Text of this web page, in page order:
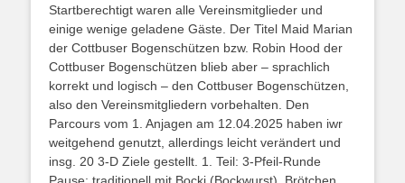
Startberechtigt waren alle Vereinsmitglieder und
einige wenige geladene Gäste. Der Titel Maid Marian
der Cottbuser Bogenschützen bzw. Robin Hood der
Cottbuser Bogenschützen blieb aber – sprachlich
korrekt und logisch – den Cottbuser Bogenschützen,
also den Vereinsmitgliedern vorbehalten. Den
Parcours vom 1. Anjagen am 12.04.2025 haben iwr
weitgehend genutzt, allerdings leicht verändert und
insg. 20 3-D Ziele gestellt. 1. Teil: 3-Pfeil-Runde